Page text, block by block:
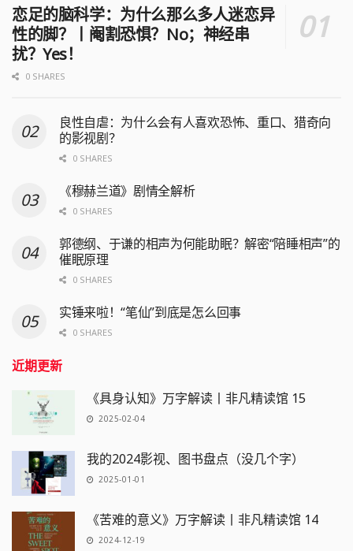
恋足的脑科学：为什么那么多人迷恋异
性的脚？丨阉割恐惧？No；神经串
扰？Yes！
0 SHARES
良性自虐：为什么会有人喜欢恐怖、重口、猎奇向
的影视剧？
0 SHARES
《穆赫兰道》剧情全解析
0 SHARES
郭德纲、于谦的相声为何能助眠？解密“陪睡相声”的
催眠原理
0 SHARES
实锤来啦！“笔仙”到底是怎么回事
0 SHARES
近期更新
《具身认知》万字解读丨非凡精读馆 15
2025-02-04
我的2024影视、图书盘点（没几个字）
2025-01-01
《苦难的意义》万字解读丨非凡精读馆 14
2024-12-19